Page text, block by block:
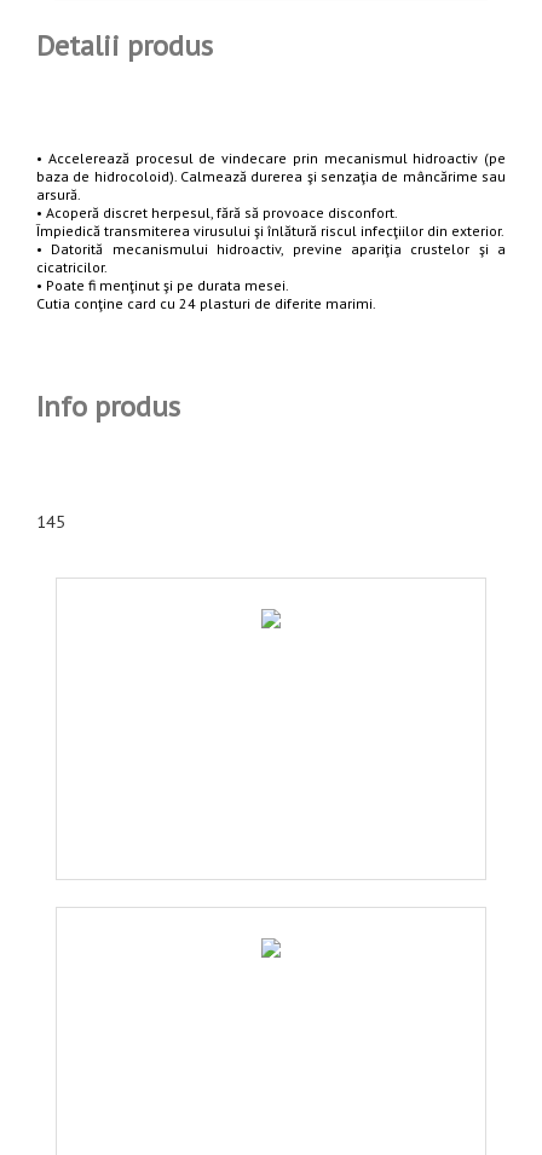
Detalii produs
• Accelerează procesul de vindecare prin mecanismul hidroactiv (pe
baza de hidrocoloid). Calmează durerea şi senzaţia de mâncărime sau
arsură.
• Acoperă discret herpesul, fără să provoace disconfort.
Împiedică transmiterea virusului şi înlătură riscul infecţiilor din exterior.
• Datorită mecanismului hidroactiv, previne apariţia crustelor şi a
cicatricilor.
• Poate fi menţinut şi pe durata mesei.
Cutia conţine card cu 24 plasturi de diferite marimi.
Info produs
145